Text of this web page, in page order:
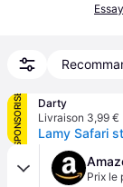
SPONSORISÉ
Darty
Livraison 3,99 €
Prix le